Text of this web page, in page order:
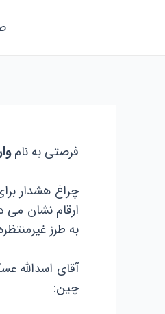
فرصتی به نام
چراغ هشدار
ارقام نشان می
به طرز
آقای اسدالله
چین: